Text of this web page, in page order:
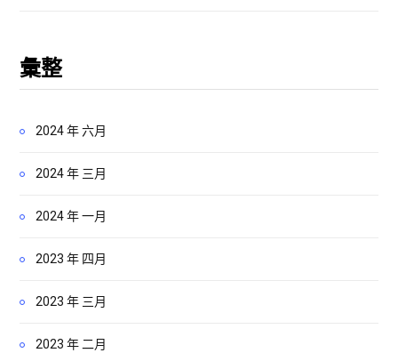
彙整
2024 年 六月
2024 年 三月
2024 年 一月
2023 年 四月
2023 年 三月
2023 年 二月